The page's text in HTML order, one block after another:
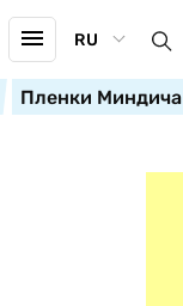
RU
Пленки Миндича